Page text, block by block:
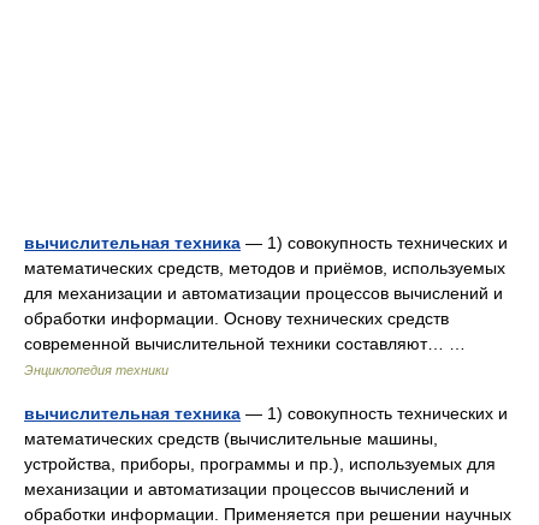
вычислительная техника — 1) совокупность технических и
математических средств, методов и приёмов, используемых
для механизации и автоматизации процессов вычислений и
обработки информации. Основу технических средств
современной вычислительной техники составляют… …
Энциклопедия техники
вычислительная техника — 1) совокупность технических и
математических средств (вычислительные машины,
устройства, приборы, программы и пр.), используемых для
механизации и автоматизации процессов вычислений и
обработки информации. Применяется при решении научных